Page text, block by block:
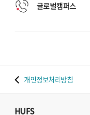
글로벌캠퍼스
개인정보처리방침
HUFS